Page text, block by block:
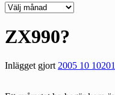
Deepedition
ZX990?
Inlägget gjort2005 10 10